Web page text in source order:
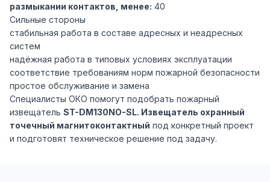
размыкании контактов, менее: 40
Сильные стороны
стабильная работа в составе адресных и неадресных
систем
надёжная работа в типовых условиях эксплуатации
соответствие требованиям норм пожарной безопасности
простое обслуживание и замена
Специалисты ОКО помогут подобрать пожарный
извещатель ST-DM130NO-SL. Извещатель охранный
точечный магнитоконтактный под конкретный проект
и подготовят техническое решение под задачу.